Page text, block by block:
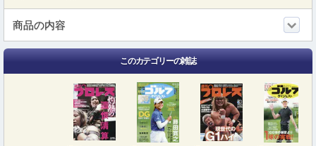
商品の内容
このカテゴリーの雑誌